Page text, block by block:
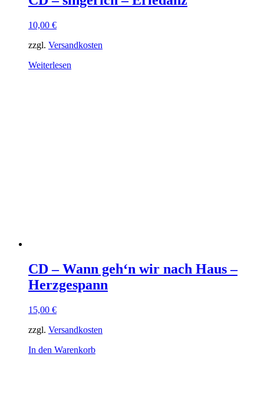
10,00 €
zzgl. Versandkosten
Weiterlesen
CD – Wann geh‘n wir nach Haus –
Herzgespann
15,00 €
zzgl. Versandkosten
In den Warenkorb